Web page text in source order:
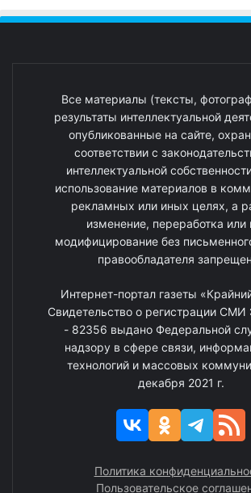
Все материалы (тексты,
результаты интеллектуальной
опубликованные на сайте,
соответствии с
интеллектуальной
использование материалов в
рекламных или иных целях, а
изменение, переработка или
модифицирование без
правообладателя
Интернет-портал газеты
Свидетельство о регистрации
- 82356 выдано Федеральной
надзору в сфере связи,
технологий и массовых
декабря 2021 г.
Политика
Пользовательское